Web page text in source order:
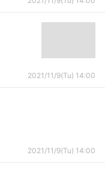
2021/11/9(Tu) 14:00
2021/11/9(Tu) 14:00